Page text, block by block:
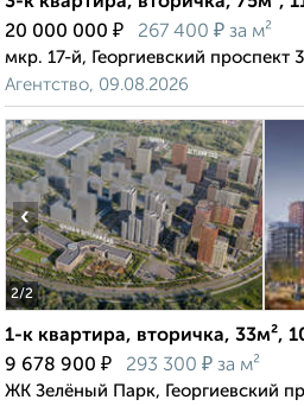
20 000 000 ₽ 267 400 ₽ за м²
мкр. 17-й, Георгиевский проспект
Агентство, 09.08.2026
2/2
‹
1-к квартира, вторичка, 33м²,
9 678 900 ₽ 293 300 ₽ за м²
ЖК Зелёный Парк, Георгиевский